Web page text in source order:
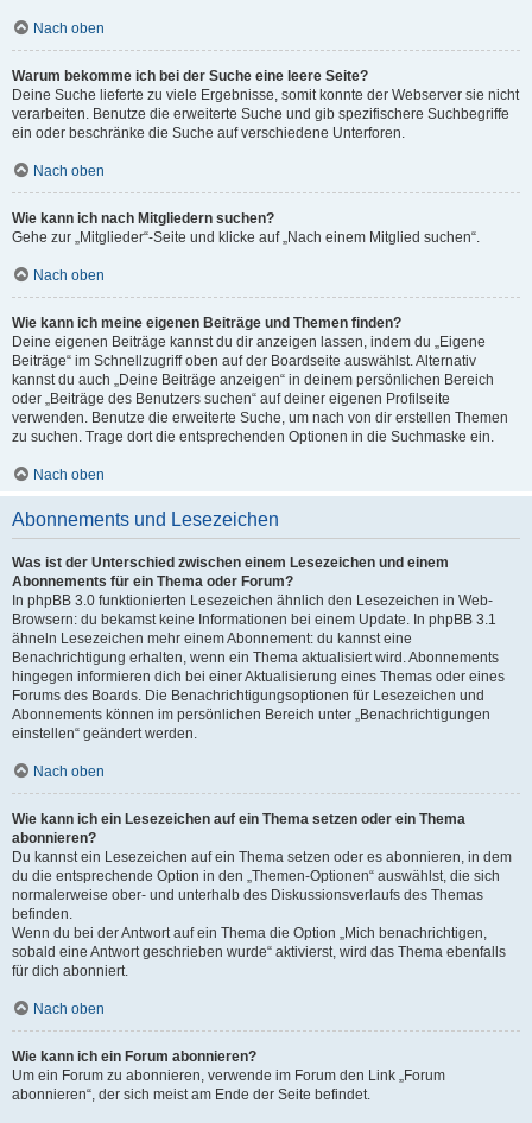
Nach oben
Warum bekomme ich bei der Suche eine leere Seite?
Deine Suche lieferte zu viele Ergebnisse, somit konnte der Webserver sie nicht
verarbeiten. Benutze die erweiterte Suche und gib spezifischere Suchbegriffe
ein oder beschränke die Suche auf verschiedene Unterforen.
Nach oben
Wie kann ich nach Mitgliedern suchen?
Gehe zur „Mitglieder“-Seite und klicke auf „Nach einem Mitglied suchen“.
Nach oben
Wie kann ich meine eigenen Beiträge und Themen finden?
Deine eigenen Beiträge kannst du dir anzeigen lassen, indem du „Eigene
Beiträge“ im Schnellzugriff oben auf der Boardseite auswählst. Alternativ
kannst du auch „Deine Beiträge anzeigen“ in deinem persönlichen Bereich
oder „Beiträge des Benutzers suchen“ auf deiner eigenen Profilseite
verwenden. Benutze die erweiterte Suche, um nach von dir erstellen Themen
zu suchen. Trage dort die entsprechenden Optionen in die Suchmaske ein.
Nach oben
Abonnements und Lesezeichen
Was ist der Unterschied zwischen einem Lesezeichen und einem
Abonnements für ein Thema oder Forum?
In phpBB 3.0 funktionierten Lesezeichen ähnlich den Lesezeichen in Web-
Browsern: du bekamst keine Informationen bei einem Update. In phpBB 3.1
ähneln Lesezeichen mehr einem Abonnement: du kannst eine
Benachrichtigung erhalten, wenn ein Thema aktualisiert wird. Abonnements
hingegen informieren dich bei einer Aktualisierung eines Themas oder eines
Forums des Boards. Die Benachrichtigungsoptionen für Lesezeichen und
Abonnements können im persönlichen Bereich unter „Benachrichtigungen
einstellen“ geändert werden.
Nach oben
Wie kann ich ein Lesezeichen auf ein Thema setzen oder ein Thema
abonnieren?
Du kannst ein Lesezeichen auf ein Thema setzen oder es abonnieren, in dem
du die entsprechende Option in den „Themen-Optionen“ auswählst, die sich
normalerweise ober- und unterhalb des Diskussionsverlaufs des Themas
befinden.
Wenn du bei der Antwort auf ein Thema die Option „Mich benachrichtigen,
sobald eine Antwort geschrieben wurde“ aktivierst, wird das Thema ebenfalls
für dich abonniert.
Nach oben
Wie kann ich ein Forum abonnieren?
Um ein Forum zu abonnieren, verwende im Forum den Link „Forum
abonnieren“, der sich meist am Ende der Seite befindet.